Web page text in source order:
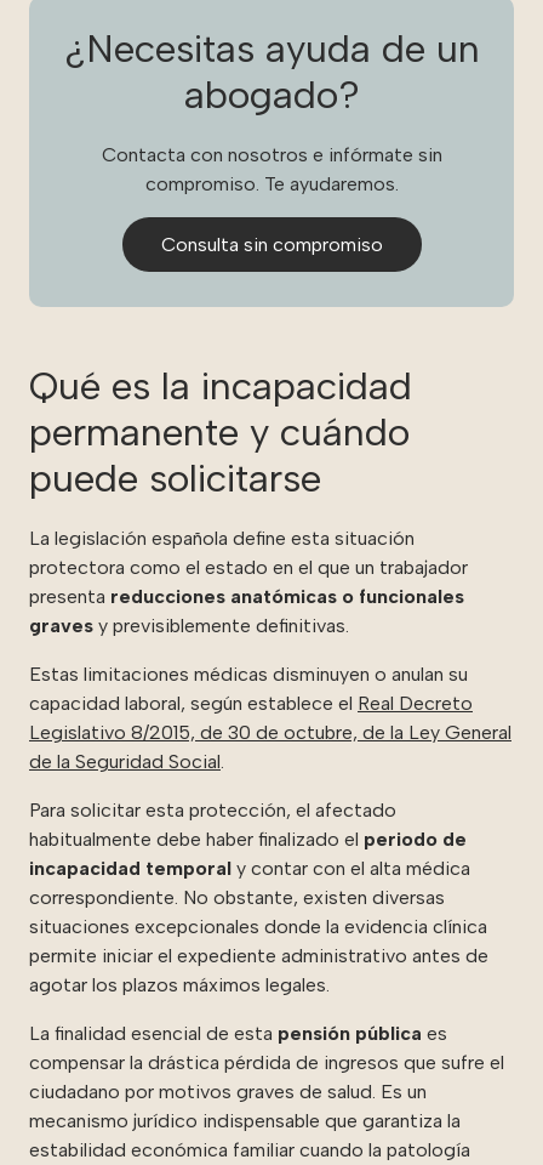
¿Necesitas ayuda de un
abogado?
Contacta con nosotros e infórmate sin
compromiso. Te ayudaremos.
Consulta sin compromiso
Qué es la incapacidad
permanente y cuándo
puede solicitarse
La legislación española define esta situación
protectora como el estado en el que un trabajador
presenta reducciones anatómicas o funcionales
graves y previsiblemente definitivas.
Estas limitaciones médicas disminuyen o anulan su
capacidad laboral, según establece el Real Decreto
Legislativo 8/2015, de 30 de octubre, de la Ley General
de la Seguridad Social.
Para solicitar esta protección, el afectado
habitualmente debe haber finalizado el periodo de
incapacidad temporal y contar con el alta médica
correspondiente. No obstante, existen diversas
situaciones excepcionales donde la evidencia clínica
permite iniciar el expediente administrativo antes de
agotar los plazos máximos legales.
La finalidad esencial de esta pensión pública es
compensar la drástica pérdida de ingresos que sufre el
ciudadano por motivos graves de salud. Es un
mecanismo jurídico indispensable que garantiza la
estabilidad económica familiar cuando la patología